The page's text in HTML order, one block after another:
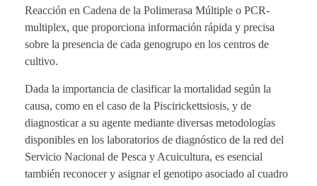
Reacción en Cadena de la Polimerasa Múltiple o PCR-
multiplex, que proporciona información rápida y precisa
sobre la presencia de cada genogrupo en los centros de
cultivo.
Dada la importancia de clasificar la mortalidad según la
causa, como en el caso de la Piscirickettsiosis, y de
diagnosticar a su agente mediante diversas metodologías
disponibles en los laboratorios de diagnóstico de la red del
Servicio Nacional de Pesca y Acuicultura, es esencial
también reconocer y asignar el genotipo asociado al cuadro